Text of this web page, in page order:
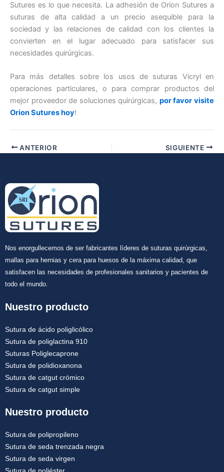
Sutures es lo que necesita. La adhesión de Orion Sutures a
suturas de alta calidad a un precio asequible para la
sociedad y las relaciones de calidad con los clientes la
convierten en el lugar adecuado para satisfacer sus
necesidades quirúrgicas.
Para más detalles sobre los usos de suturas Vicryl en
operaciones particulares, o para comprar productos del
mejor proveedor de soluciones quirúrgicas, por favor visite
Orion Sutures hoy!
ANTERIOR SIGUIENTE
Nos enorgullecemos de ser fabricantes líderes de suturas quirúrgicas,
mallas para hernias y cera para huesos de la máxima calidad, que
satisfacen las necesidades de profesionales sanitarios y pacientes de
todo el mundo.
Nuestro producto
Sutura de ácido poliglicólico
Sutura de poliglactina 910
Suturas Poliglecaprone
Sutura de polidioxanona
Sutura de catgut crómico
Sutura de catgut simple
Nuestro producto
Sutura de polipropileno
Sutura de seda trenzada negra
Sutura de seda virgen
Sutura de poliéster